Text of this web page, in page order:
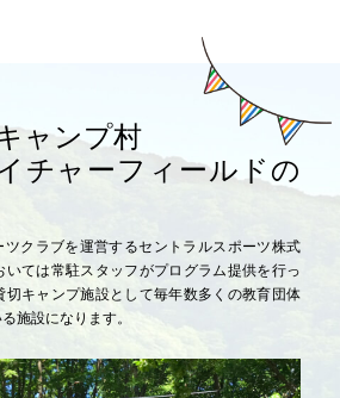
ャンプ村
チャーフィールドの
クラブを運営するセントラルスポーツ株式
ては常駐スタッフがプログラム提供を行っ
切キャンプ施設として毎年数多くの教育団体
施設になります。